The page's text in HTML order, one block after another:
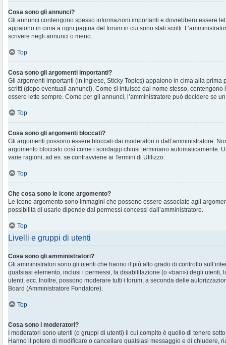
Cosa sono gli annunci?
Gli annunci contengono spesso informazioni importanti e dovrebbero essere
appaiono in cima a ogni pagina del forum in cui sono stati scritti.
scrivere negli annunci o meno.
Top
Cosa sono gli argomenti importanti?
Gli argomenti importanti (in inglese, Sticky Topics) appaiono in cima alla prima
scritti (dopo eventuali annunci). Come si intuisce dal nome stesso,
essere lette sempre. Come per gli annunci, l’amministratore può decidere se
Top
Cosa sono gli argomenti bloccati?
Gli argomenti possono essere bloccati dai moderatori o dall’amministratore.
argomento bloccato così come i sondaggi chiusi terminano automaticamente.
varie ragioni, ad es. se contravviene ai Termini di Utilizzo.
Top
Che cosa sono le icone argomento?
Le icone argomento sono immagini che possono essere associate agli
possibilità di usarle dipende dai permessi concessi dall’amministratore.
Top
Livelli e gruppi di utenti
Cosa sono gli amministratori?
Gli amministratori sono gli utenti che hanno il più alto grado di controllo
qualsiasi elemento, inclusi i permessi, la disabilitazione (o «ban») degli utenti,
utenti, ecc. Inoltre, possono moderare tutti i forum, a seconda delle
Board (Amministratore Fondatore).
Top
Cosa sono i moderatori?
I moderatori sono utenti (o gruppi di utenti) il cui compito è quello di tenere
Hanno il potere di modificare o cancellare qualsiasi messaggio e di chiudere,